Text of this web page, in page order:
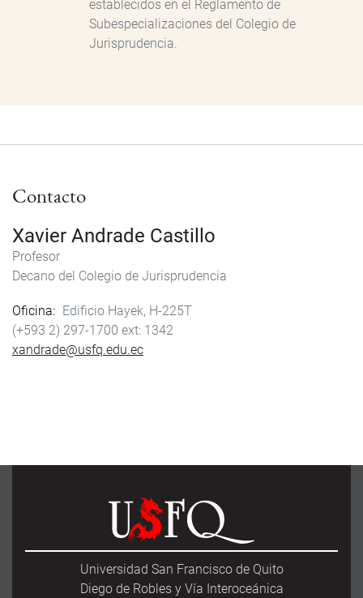
establecidos en el Reglamento de
Subespecializaciones del Colegio de
Jurisprudencia.
Contacto
Xavier Andrade Castillo
Profesor
Decano del Colegio de Jurisprudencia
Oficina
Edificio Hayek, H-225T
(+593 2) 297-1700
1342
xandrade@usfq.edu.ec
Universidad San Francisco de Quito
Diego de Robles y Vía Interoceánica